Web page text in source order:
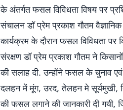
के अंतर्गत फसल विविधता विषय पर
संचालन डॉ प्रेम प्रकाश गौतम
कार्यक्रम के दौरान फसल विविधता पर
संरक्षण डॉ प्रेम प्रकाश गौतम ने
की सलाह दी. उन्होंने फसल के चुनाव
दलहन में मूंग, उरद, तेलहन मे सूर्यमुखी,
की फसल लगाने की जानकारी दी